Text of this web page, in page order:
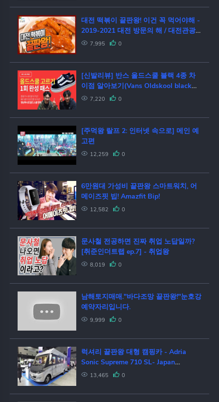
대전 떡볶이 끝판왕! 이건 꼭 먹어야해 -
2019-2021 대전 방문의 해 / 대전관광
콘텐츠
7,995 0
[신발리뷰] 반스 올드스쿨 블랙 4종 차
이점 알아보기(Vans Oldskool black
4kinds)
7,220 0
[주먹왕 랄프 2: 인터넷 속으로] 메인 예
고편
12,259 0
6만원대 가성비 끝판왕 스마트워치, 어
메이즈핏 빕! Amazfit Bip!
12,582 0
문사철 전공하면 진짜 취업 노답일까?
[취준인더트랩 ep.7] - 취업왕
8,019 0
남해토지매매."바다조망 끝판왕!"눈호강
예약자리입니다.
9,999 0
럭셔리 끝판왕 대형 캠핑카 - Adria
Sonic Supreme 710 SL- Japan
Camping Car Show 8
13,465 0